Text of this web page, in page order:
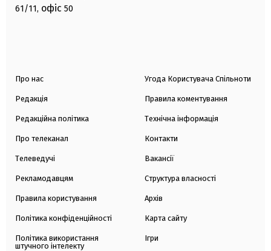
61/11, офіс 50
Про нас
Редакція
Редакційна політика
Про телеканал
Телеведучі
Рекламодавцям
Правила користування
Політика конфіденційності
Політика використання
штучного інтелекту
Угода Користувача Спільноти
Правила коментування
Технічна інформація
Контакти
Вакансії
Структура власності
Архів
Карта сайту
Ігри